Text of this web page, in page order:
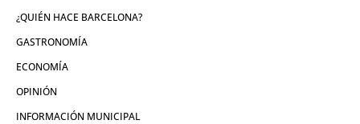
¿QUIÉN HACE BARCELONA?
GASTRONOMÍA
ECONOMÍA
OPINIÓN
INFORMACIÓN MUNICIPAL